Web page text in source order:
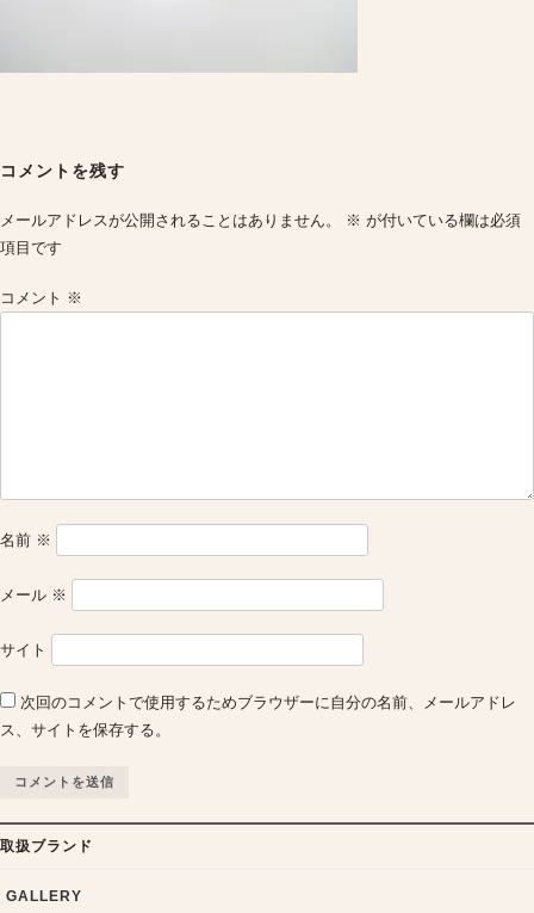
navigation
コメントを残す
メールアドレスが公開されることはありません。 ※ が付いている欄は必須
項目です
コメント ※
名前 ※
メール ※
サイト
次回のコメントで使用するためブラウザーに自分の名前、メールアドレ
ス、サイトを保存する。
取扱ブランド
GALLERY